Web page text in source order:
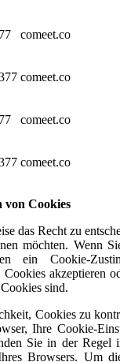
comeet.co
comeet.co
comeet.co
comeet.co
von Cookies
das Recht zu
möchten. Wenn
ein Cookie-
akzeptieren
sind.
Cookies zu
Ihre Cookie-
Sie in der Regel
Browsers. Um